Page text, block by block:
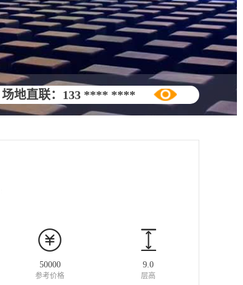
场地直联： 133 **** ****
50000
参考价格
9.0
层高